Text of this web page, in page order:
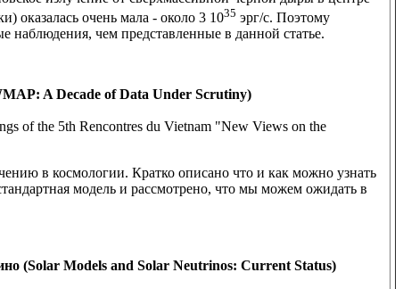
оказалась очень мала - около 3 1035 эрг/с. Поэтому
наблюдения, чем представленные в данной статье.
A Decade of Data Under Scrutiny)
of the 5th Rencontres du Vietnam "New Views on the
в космологии. Кратко описано что и как можно узнать
модель и рассмотрено, что мы можем ожидать в
(Solar Models and Solar Neutrinos: Current Status)